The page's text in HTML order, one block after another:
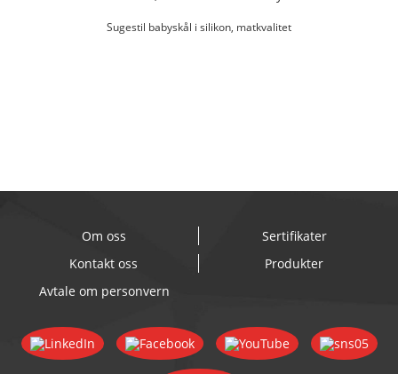
Sugestil babyskål i silikon, matkvalitet
Om oss
Sertifikater
Kontakt oss
Produkter
Avtale om personvern